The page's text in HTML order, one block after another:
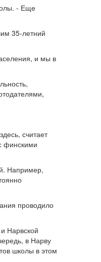
- Еще
35-летний
и мы в
считает
финскими
Например,
проводило
Нарвской
в Нарву
школы в этом